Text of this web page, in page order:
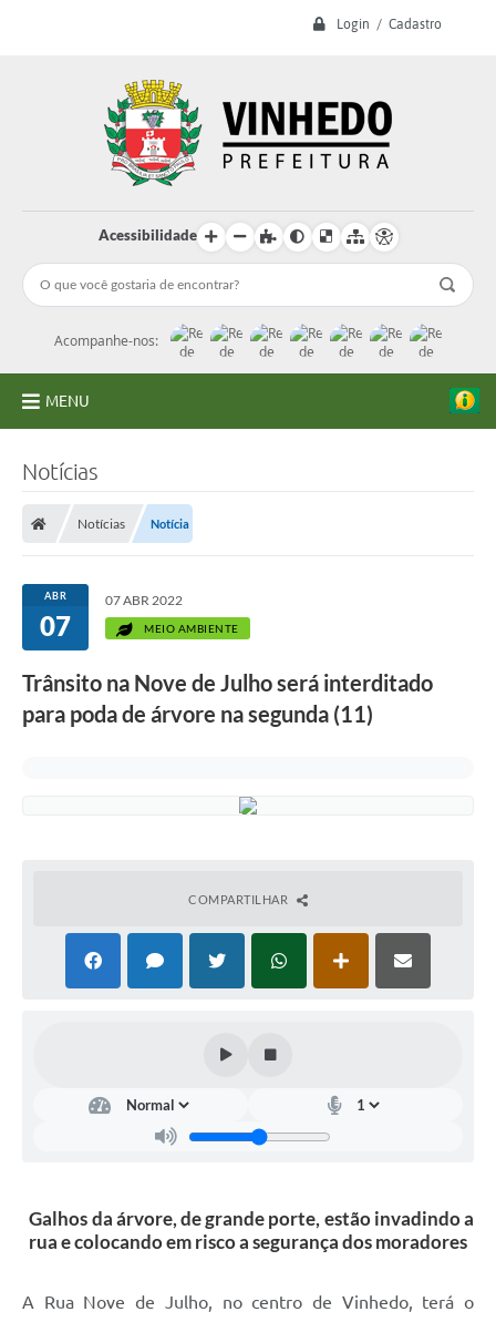
Login / Cadastro
Acessibilidade
Acompanhe-nos:
MENU
Licitações
Transparência
Concursos e Processos Seletivos
Inclusão e Acessibilidade
Normas e Legislação
Sistema de Protocolo
Listagem dos CEPs de Vinhedo
Acesso à Informação
Notícias
Notícias Notícia
ABR
07
07 ABR 2022
MEIO AMBIENTE
Trânsito na Nove de Julho será interditado
para poda de árvore na segunda (11)
COMPARTILHAR
Galhos da árvore, de grande porte, estão invadindo a
rua e colocando em risco a segurança dos moradores
A Rua Nove de Julho, no centro de Vinhedo, terá o